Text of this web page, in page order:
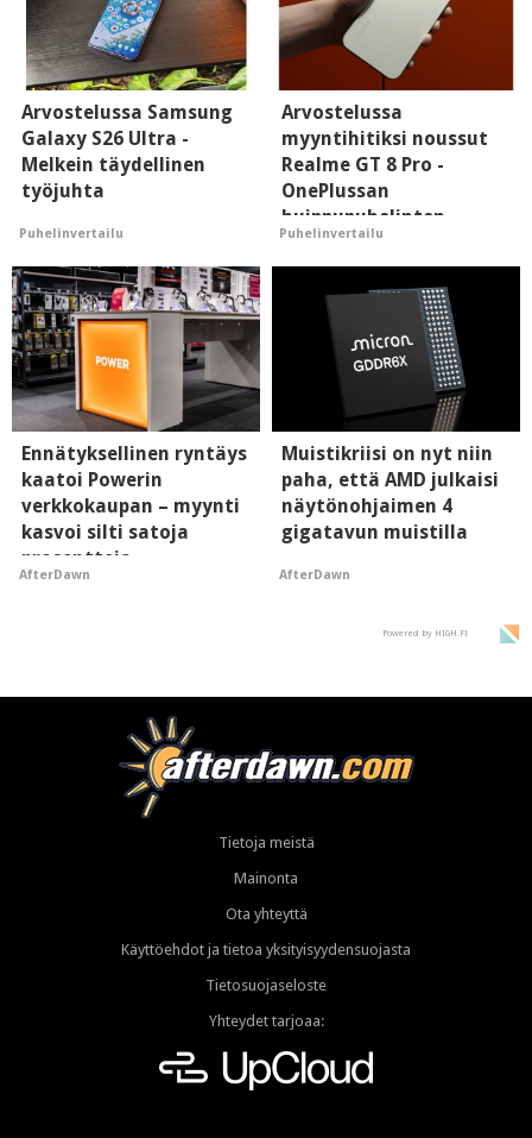
Arvostelussa Samsung
Galaxy S26 Ultra -
Melkein täydellinen
työjuhta
Puhelinvertailu
Arvostelussa
myyntihitiksi noussut
Realme GT 8 Pro -
OnePlussan
huippupuhelinten
"perillinen"
Puhelinvertailu
Ennätyksellinen ryntäys
kaatoi Powerin
verkkokaupan – myynti
kasvoi silti satoja
prosentteja
AfterDawn
Muistikriisi on nyt niin
paha, että AMD julkaisi
näytönohjaimen 4
gigatavun muistilla
AfterDawn
Powered by HIGH.FI
Tietoja meistä
Mainonta
Ota yhteyttä
Käyttöehdot ja tietoa yksityisyydensuojasta
Tietosuojaseloste
Yhteydet tarjoaa: